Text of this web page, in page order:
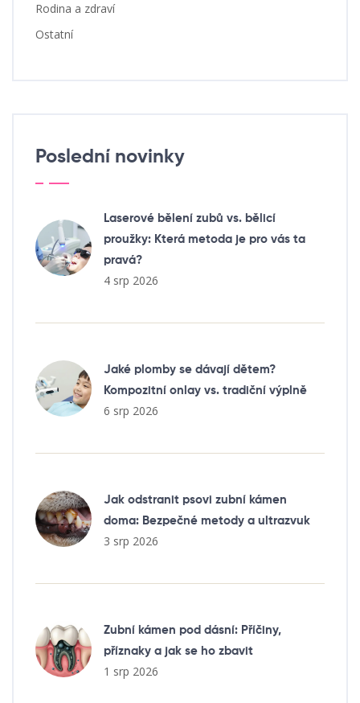
Rodina a zdraví
Ostatní
Poslední novinky
Laserové bělení zubů vs. bělicí
proužky: Která metoda je pro vás ta
pravá?
4 srp 2026
Jaké plomby se dávají dětem?
Kompozitní onlay vs. tradiční výplně
6 srp 2026
Jak odstranit psovi zubní kámen
doma: Bezpečné metody a ultrazvuk
3 srp 2026
Zubní kámen pod dásní: Příčiny,
příznaky a jak se ho zbavit
1 srp 2026